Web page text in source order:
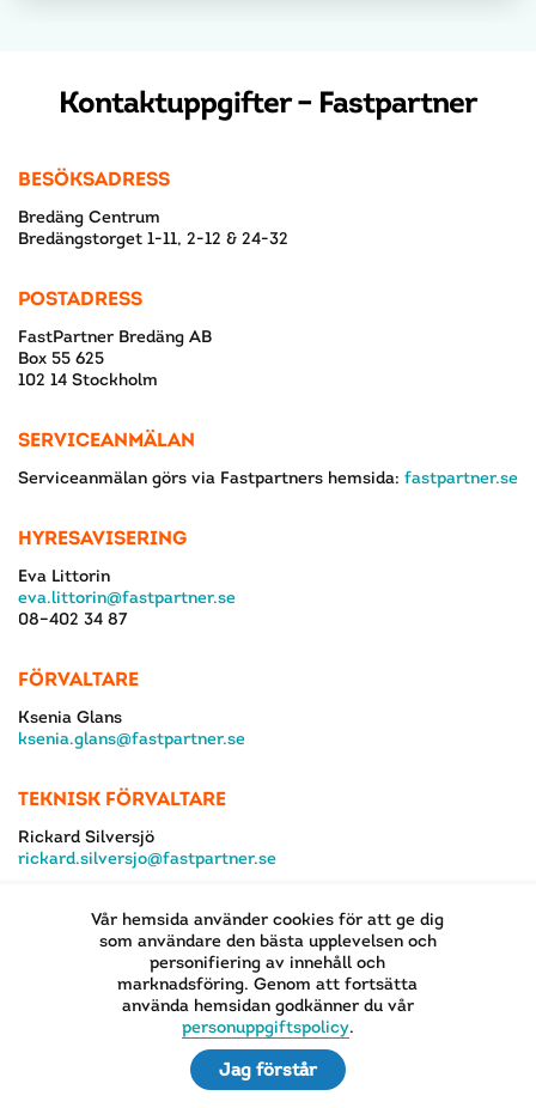
Kontaktuppgifter – Fastpartner
BESÖKSADRESS
Bredäng Centrum
Bredängstorget 1-11, 2-12 & 24-32
POSTADRESS
FastPartner Bredäng AB
Box 55 625
102 14 Stockholm
SERVICEANMÄLAN
Serviceanmälan görs via Fastpartners hemsida: fastpartner.se
HYRESAVISERING
Eva Littorin
eva.littorin@fastpartner.se
08–402 34 87
FÖRVALTARE
Ksenia Glans
ksenia.glans@fastpartner.se
TEKNISK FÖRVALTARE
Rickard Silversjö
rickard.silversjo@fastpartner.se
EN DEL AV
Vår hemsida använder cookies för att ge dig
som användare den bästa upplevelsen och
personifiering av innehåll och
marknadsföring. Genom att fortsätta
använda hemsidan godkänner du vår
personuppgiftspolicy.
Jag förstår